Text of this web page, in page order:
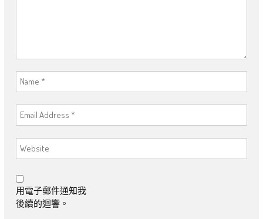
用電子郵件通知我
後續的迴響。